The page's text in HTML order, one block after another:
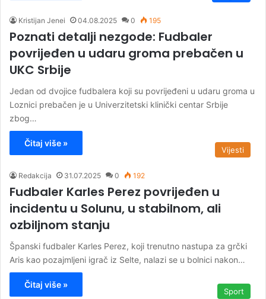
Kristijan Jenei 04.08.2025 0 195
Poznati detalji nezgode: Fudbaler
povrijeđen u udaru groma prebačen u
UKC Srbije
Jedan od dvojice fudbalera koji su povrijeđeni u udaru groma u
Loznici prebačen je u Univerzitetski klinički centar Srbije
zbog…
Čitaj više »
Vijesti
Redakcija 31.07.2025 0 192
Fudbaler Karles Perez povrijeđen u
incidentu u Solunu, u stabilnom, ali
ozbiljnom stanju
Španski fudbaler Karles Perez, koji trenutno nastupa za grčki
Aris kao pozajmljeni igrač iz Selte, nalazi se u bolnici nakon…
Čitaj više »
Sport